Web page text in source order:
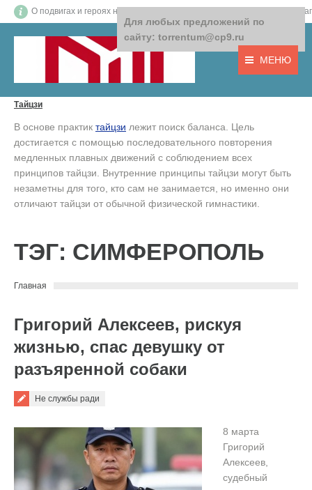
О подвигах и героях нашего времени! О том, что важно! О
МЕНЮ
Тайцзи
В основе практик тайцзи лежит поиск баланса. Цель
достигается с помощью последовательного повторения
медленных плавных движений с соблюдением всех
принципов тайцзи. Внутренние принципы тайцзи могут быть
незаметны для того, кто сам не занимается, но именно они
отличают тайцзи от обычной физической гимнастики.
ТЭГ: СИМФЕРОПОЛЬ
You are here:
Главная
Григорий Алексеев, рискуя
жизнью, спас девушку от
разъяренной собаки
Не службы ради
8 марта
Григорий
Алексеев,
судебный
Для любых предложений по
сайту: torrentum@cp9.ru